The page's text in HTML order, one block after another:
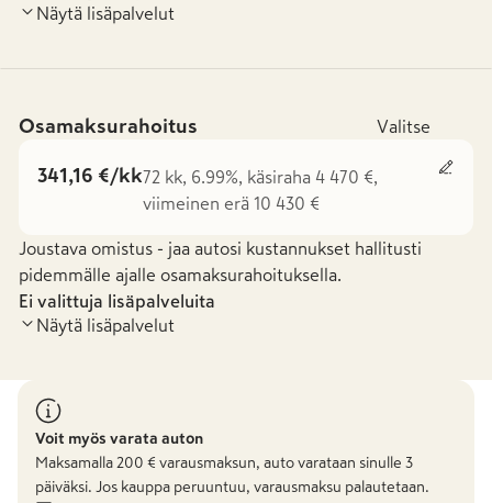
Näytä lisäpalvelut
Osamaksurahoitus Valitse
341,16 €/kk72 kk, 6.99%, käsiraha 4 470 €,
viimeinen erä 10 430 €
Joustava omistus - jaa autosi kustannukset hallitusti
pidemmälle ajalle osamaksurahoituksella.
Ei valittuja lisäpalveluita
Näytä lisäpalvelut
Voit myös varata auton
Maksamalla 200 € varausmaksun, auto varataan sinulle 3
päiväksi. Jos kauppa peruuntuu, varausmaksu palautetaan.